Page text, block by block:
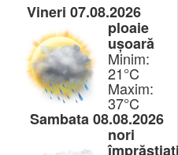
Vineri 07.08.2026
ploaie
ușoară
Minim:
21°C
Maxim:
37°C
Sambata 08.08.2026
nori